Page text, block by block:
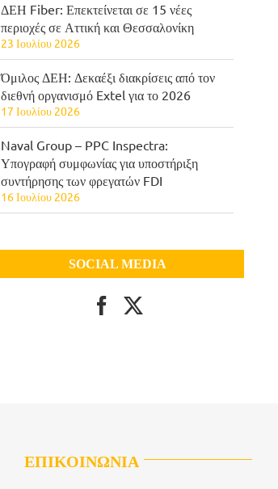
ΔΕΗ Fiber: Επεκτείνεται σε 15 νέες
περιοχές σε Αττική και Θεσσαλονίκη
23 Ιουλίου 2026
Όμιλος ΔΕΗ: Δεκαέξι διακρίσεις από τον
διεθνή οργανισμό Extel για το 2026
17 Ιουλίου 2026
Naval Group – PPC Inspectra:
Υπογραφή συμφωνίας για υποστήριξη
συντήρησης των φρεγατών FDI
16 Ιουλίου 2026
SOCIAL MEDIA
ΕΠΙΚΟΙΝΩΝΙΑ